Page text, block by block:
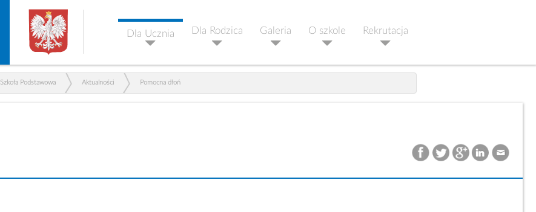
Dla Ucznia Dla Rodzica Galeria O szkole Rekrutacja
Szkoła Podstawowa Aktualności Pomocna dłoń